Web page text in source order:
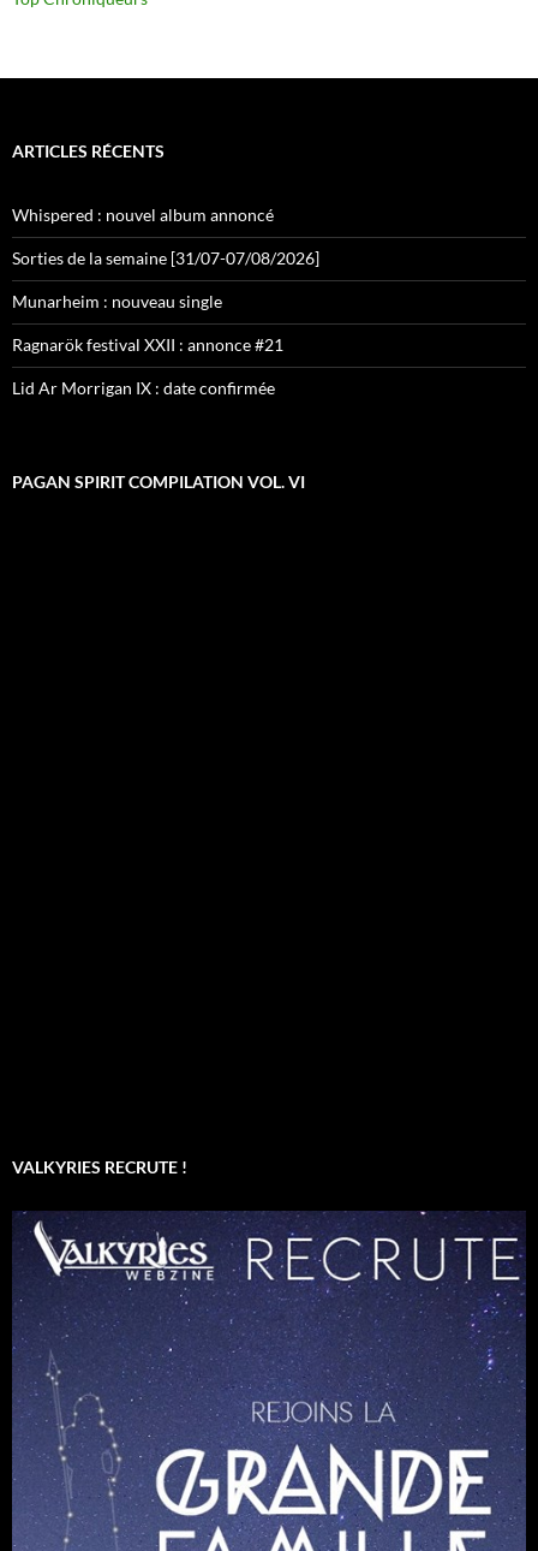
ARTICLES RÉCENTS
Whispered : nouvel album annoncé
Sorties de la semaine [31/07-07/08/2026]
Munarheim : nouveau single
Ragnarök festival XXII : annonce #21
Lid Ar Morrigan IX : date confirmée
PAGAN SPIRIT COMPILATION VOL. VI
VALKYRIES RECRUTE !